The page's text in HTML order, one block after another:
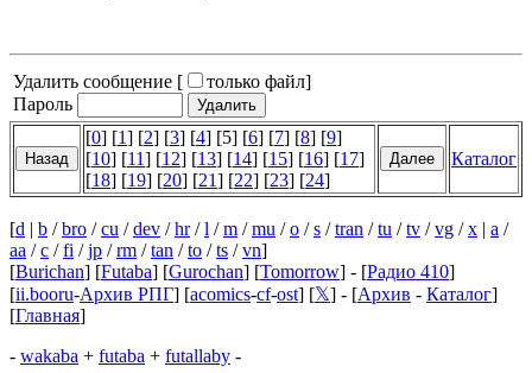
Удалить сообщение [ только файл]
Пароль
[0] [1] [2] [3] [4] [5] [6] [7] [8] [9]
[10] [11] [12] [13] [14] [15] [16] [17]
[18] [19] [20] [21] [22] [23] [24]
Каталог
[d | b /bro /cu /dev /hr/l /m /mu /o /s /tran /tu /tv /vg /x | a /
aa /c /fi /jp /rm /tan /to /ts /vn]
[Burichan] [Futaba] [Gurochan] [Tomorrow] - [Радио 410]
[ii.booru-Архив РПГ] [acomics-cf-ost] [𝕏] - [Архив - Каталог]
[Главная]
- wakaba + futaba + futallaby -